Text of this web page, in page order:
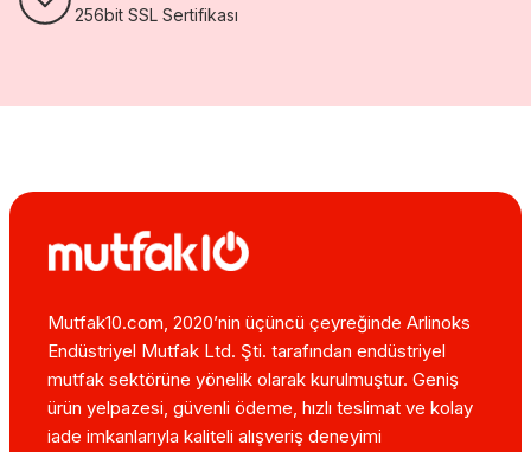
256bit SSL Sertifikası
Mutfak10.com, 2020’nin üçüncü çeyreğinde Arlinoks
Endüstriyel Mutfak Ltd. Şti. tarafından endüstriyel
mutfak sektörüne yönelik olarak kurulmuştur. Geniş
ürün yelpazesi, güvenli ödeme, hızlı teslimat ve kolay
iade imkanlarıyla kaliteli alışveriş deneyimi